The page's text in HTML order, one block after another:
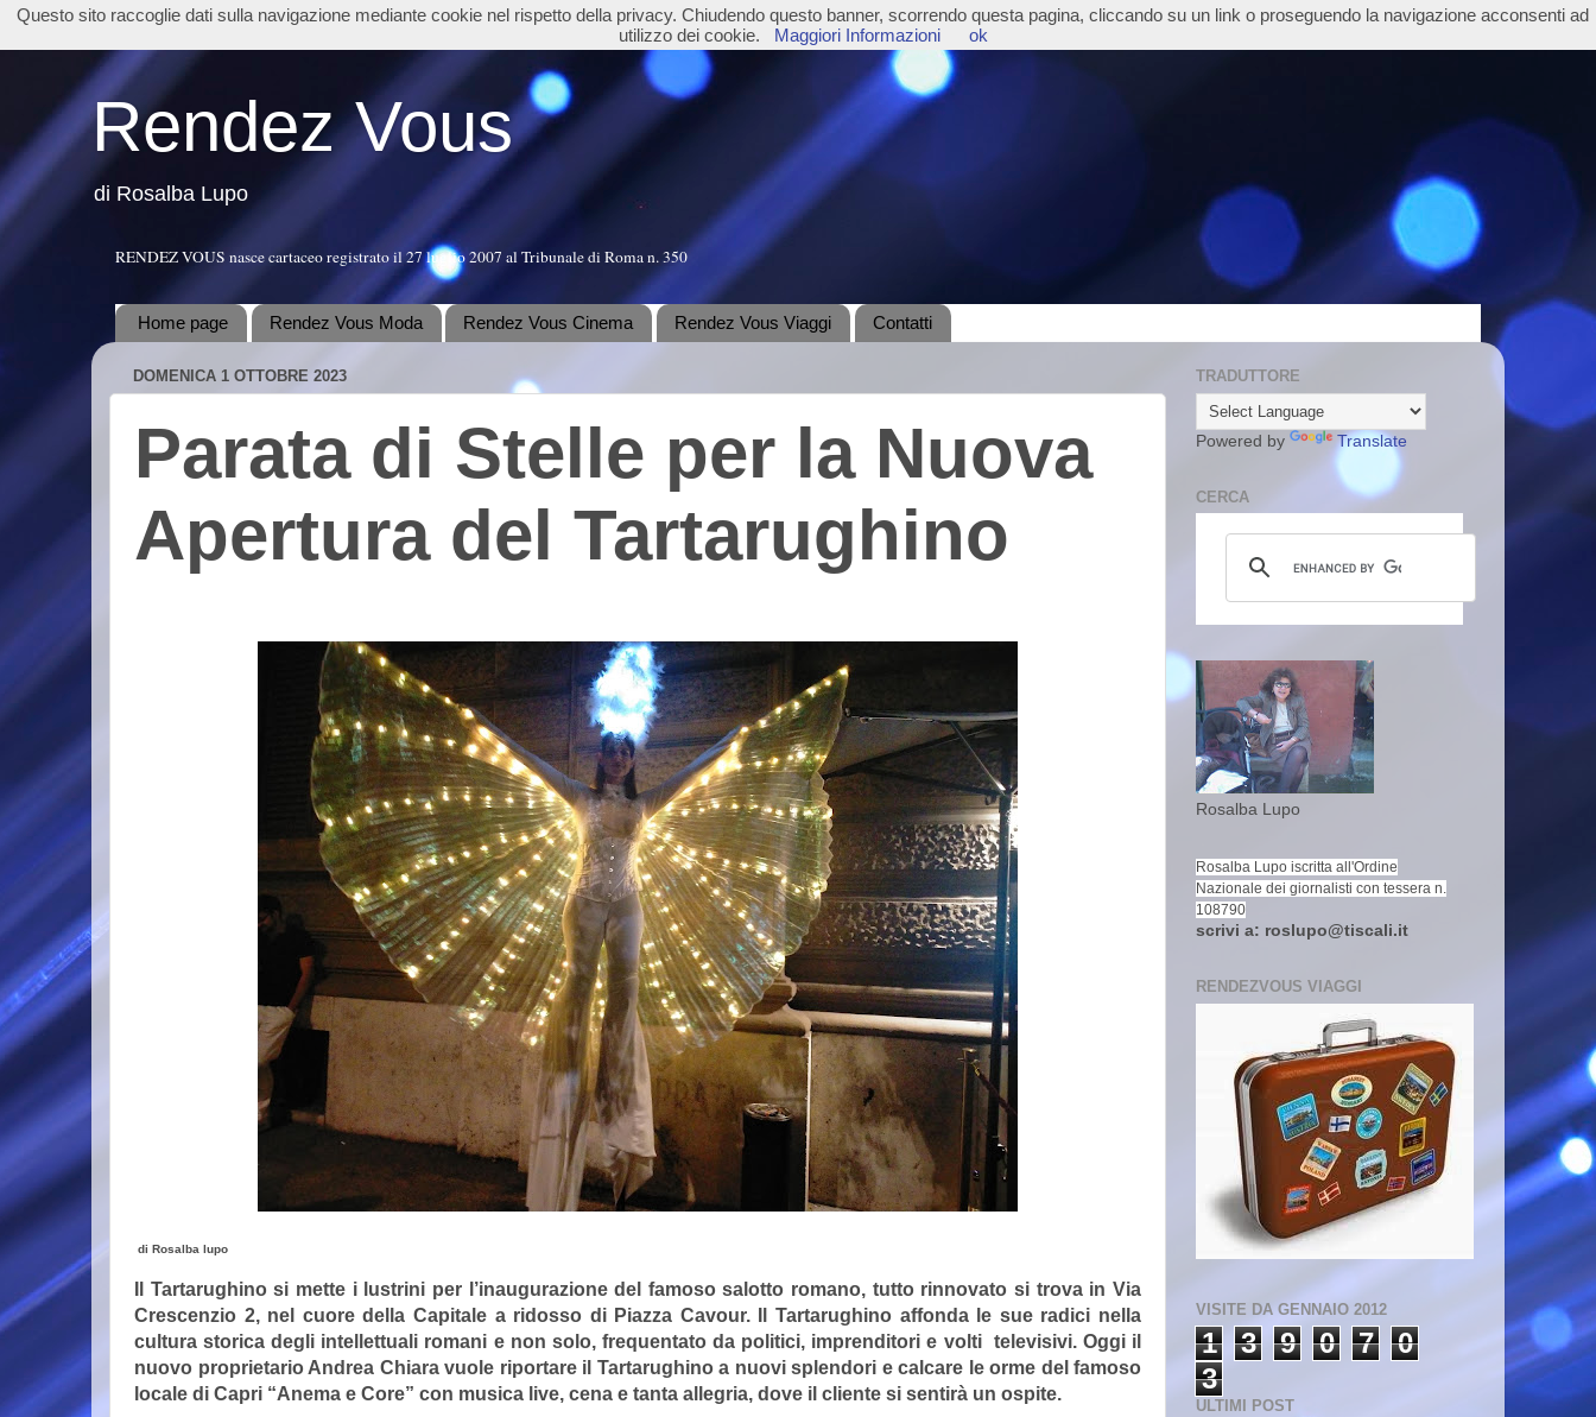
Rendez Vous
di Rosalba Lupo
RENDEZ VOUS nasce cartaceo registrato il 27 luglio 2007 al Tribunale di Roma n. 350
Home page Rendez Vous Moda Rendez Vous Cinema Rendez Vous Viaggi Contatti
DOMENICA 1 OTTOBRE 2023
Parata di Stelle per la Nuova
Apertura del Tartarughino
di Rosalba lupo
Il Tartarughino si mette i lustrini per l’inaugurazione del famoso salotto romano, tutto rinnovato si trova in Via
Crescenzio 2, nel cuore della Capitale a ridosso di Piazza Cavour. Il Tartarughino affonda le sue radici nella
cultura storica degli intellettuali romani e non solo, frequentato da politici, imprenditori e volti televisivi. Oggi il
nuovo proprietario Andrea Chiara vuole riportare il Tartarughino a nuovi splendori e calcare le orme del famoso
locale di Capri “Anema e Core” con musica live, cena e tanta allegria, dove il cliente si sentirà un ospite.
TRADUTTORE
Powered by Translate
CERCA
Rosalba Lupo
Rosalba Lupo iscritta all'Ordine
Nazionale dei giornalisti con tessera n.
108790
scrivi a: roslupo@tiscali.it
RENDEZVOUS VIAGGI
VISITE DA GENNAIO 2012
1 3 9 0 7
0
3
ULTIMI POST
Questo sito raccoglie dati sulla navigazione mediante cookie nel rispetto della privacy. Chiudendo questo banner, scorrendo questa pagina, cliccando su un link o proseguendo la navigazione acconsenti ad
utilizzo dei cookie.
Maggiori Informazioni ok